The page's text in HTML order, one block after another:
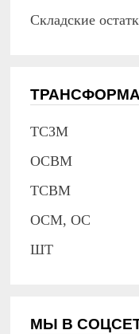
Складские
ТСЗМ
ОСВМ
ТСВМ
ОСМ, ОС
ШТ
МЫ В